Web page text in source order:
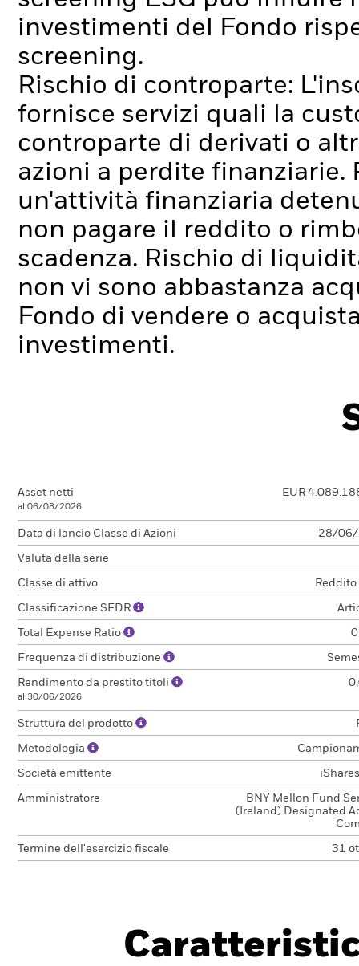
investimenti del Fondo
screening.
Rischio di controparte:
fornisce servizi quali la
controparte di derivati o
azioni a perdite finanziarie.
un'attività finanziaria
non pagare il reddito o
scadenza. Rischio di
non vi sono abbastanza
Fondo di vendere o
investimenti.
Asset netti
al 06/08/2026
EUR
Data di lancio Classe di Azioni 28/06/
Valuta della serie
Classe di attivo Reddito
Classificazione SFDR
Total Expense Ratio
Frequenza di distribuzione
Rendimento da prestito titoli
al 30/06/2026
Struttura del prodotto
Metodologia
Società emittente
Amministratore
BNY Mellon Fund
(Ireland) Designated
Termine dell'esercizio fiscale 31